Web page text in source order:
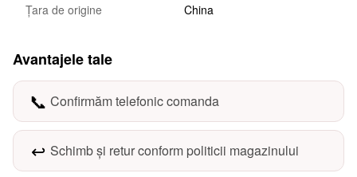
Țara de origine
China
Avantajele tale
📞 Confirmăm telefonic comanda
↩️ Schimb și retur conform politicii magazinului